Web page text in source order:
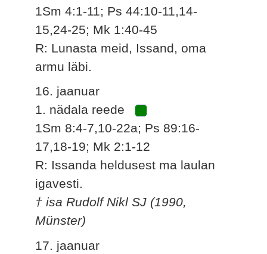
1Sm 4:1-11; Ps 44:10-11,14-
15,24-25; Mk 1:40-45
R: Lunasta meid, Issand, oma
armu läbi.
16. jaanuar
1. nädala reede
1Sm 8:4-7,10-22a; Ps 89:16-
17,18-19; Mk 2:1-12
R: Issanda heldusest ma laulan
igavesti.
† isa Rudolf Nikl SJ (1990,
Münster)
17. jaanuar